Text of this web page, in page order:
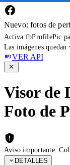
Nuevo: fotos de
Activa fbProfilePic
Las imágenes quedan
VER API
Visor de
Foto de
Aviso importante:
DETALLES